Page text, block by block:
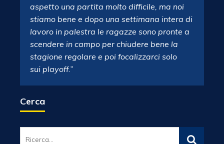
aspetto una partita molto difficile, ma noi
stiamo bene e dopo una settimana intera di
lavoro in palestra le ragazze sono pronte a
scendere in campo per chiudere bene la
stagione regolare e poi focalizzarci solo
sui playoff.”
Cerca